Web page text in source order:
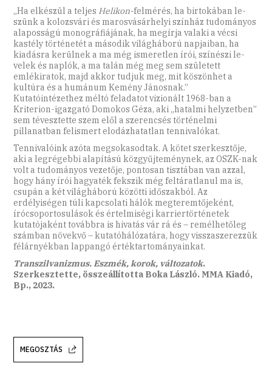
„Ha elkészül a teljes Heli­kon-felmérés, ha birtokában le­
szünk a kolozsvári és marosvásárhelyi színház tudományos
ala­posságú monográfiájának, ha megírja valaki a vécsi
kastély történetét a második világháború napjaiban, ha
kiadásra kerülnek a ma még ismeretlen írói, színészi le­
velek és naplók, a ma talán még meg sem született
emlékiratok, majd akkor tudjuk meg, mit kö­szönhet a
kultúra és a humánum Kemény Jánosnak.”
Kutatóintézethez méltó feladatot vizionált 1968-ban a
Kriterion-igazgató Domokos Géza, aki „hatalmi helyzetben”
sem tévesztette szem elől a szerencsés történelmi
pillanatban felismert elodázhatatlan tennivalókat.
Tennivalóink azóta megsokasodtak. A kötet szerkesztője,
aki a legrégebbi alapítású közgyűjteménynek, az OSZK-nak
volt a tudományos vezetője, pontosan tisztában van azzal,
hogy hány írói hagyaték fekszik még feltáratlanul ma is,
csupán a két világháború közötti időszakból. Az
erdélyiségen túli kapcsolati hálók megteremtőjeként,
írócsoportosulások és értelmiségi karriertörténetek
kutatójaként továbbra is hivatás vár rá és – remélhetőleg
számban növekvő – kutatóhálózatára, hogy visszaszerezzük
félárnyékban lappangó értéktartományainkat.
Transzilvanizmus. Eszmék, korok, változatok.
Szerkesztette, összeállította Boka László. MMA Kiadó,
Bp., 2023.
MEGOSZTÁS